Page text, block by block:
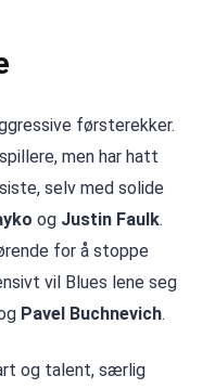
førsterekker.
men har hatt
selv med solide
og Justin Faulk.
for å stoppe
vil Blues lene seg
Pavel Buchnevich.
og talent, særlig